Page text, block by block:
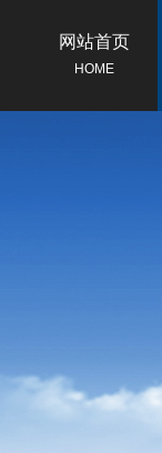
网站首页
HOME